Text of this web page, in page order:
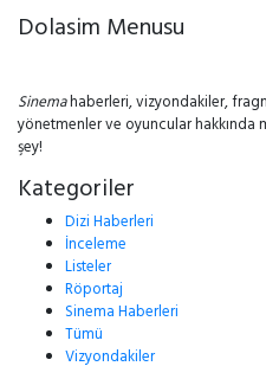
Dolasim Menusu
Sinemahaberleri, vizyondakiler,
yönetmenler ve oyuncular
şey!
Kategoriler
Dizi Haberleri
İnceleme
Listeler
Röportaj
Sinema Haberleri
Tümü
Vizyondakiler